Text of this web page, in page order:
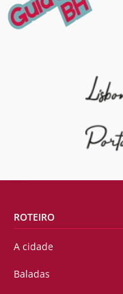
ROTEIRO
A cidade
Baladas